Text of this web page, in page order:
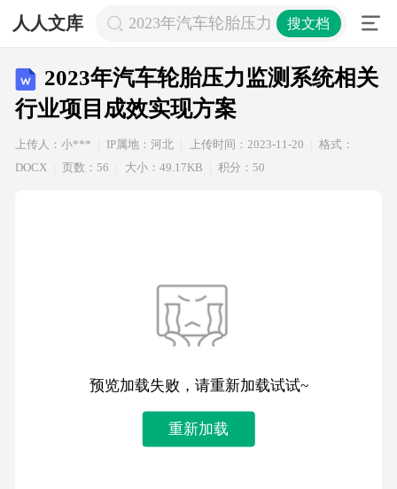
人人文库 2023年汽车轮胎压力监测系统相关行
搜文档
2023年汽车轮胎压力监测系统相关
行业项目成效实现方案
上传人：小*** IP属地：河北 上传时间：2023-11-20
格式：
DOCX
页数：56 大小：49.17KB 积分：50
预览加载失败，请重新加载试试~
重新加载